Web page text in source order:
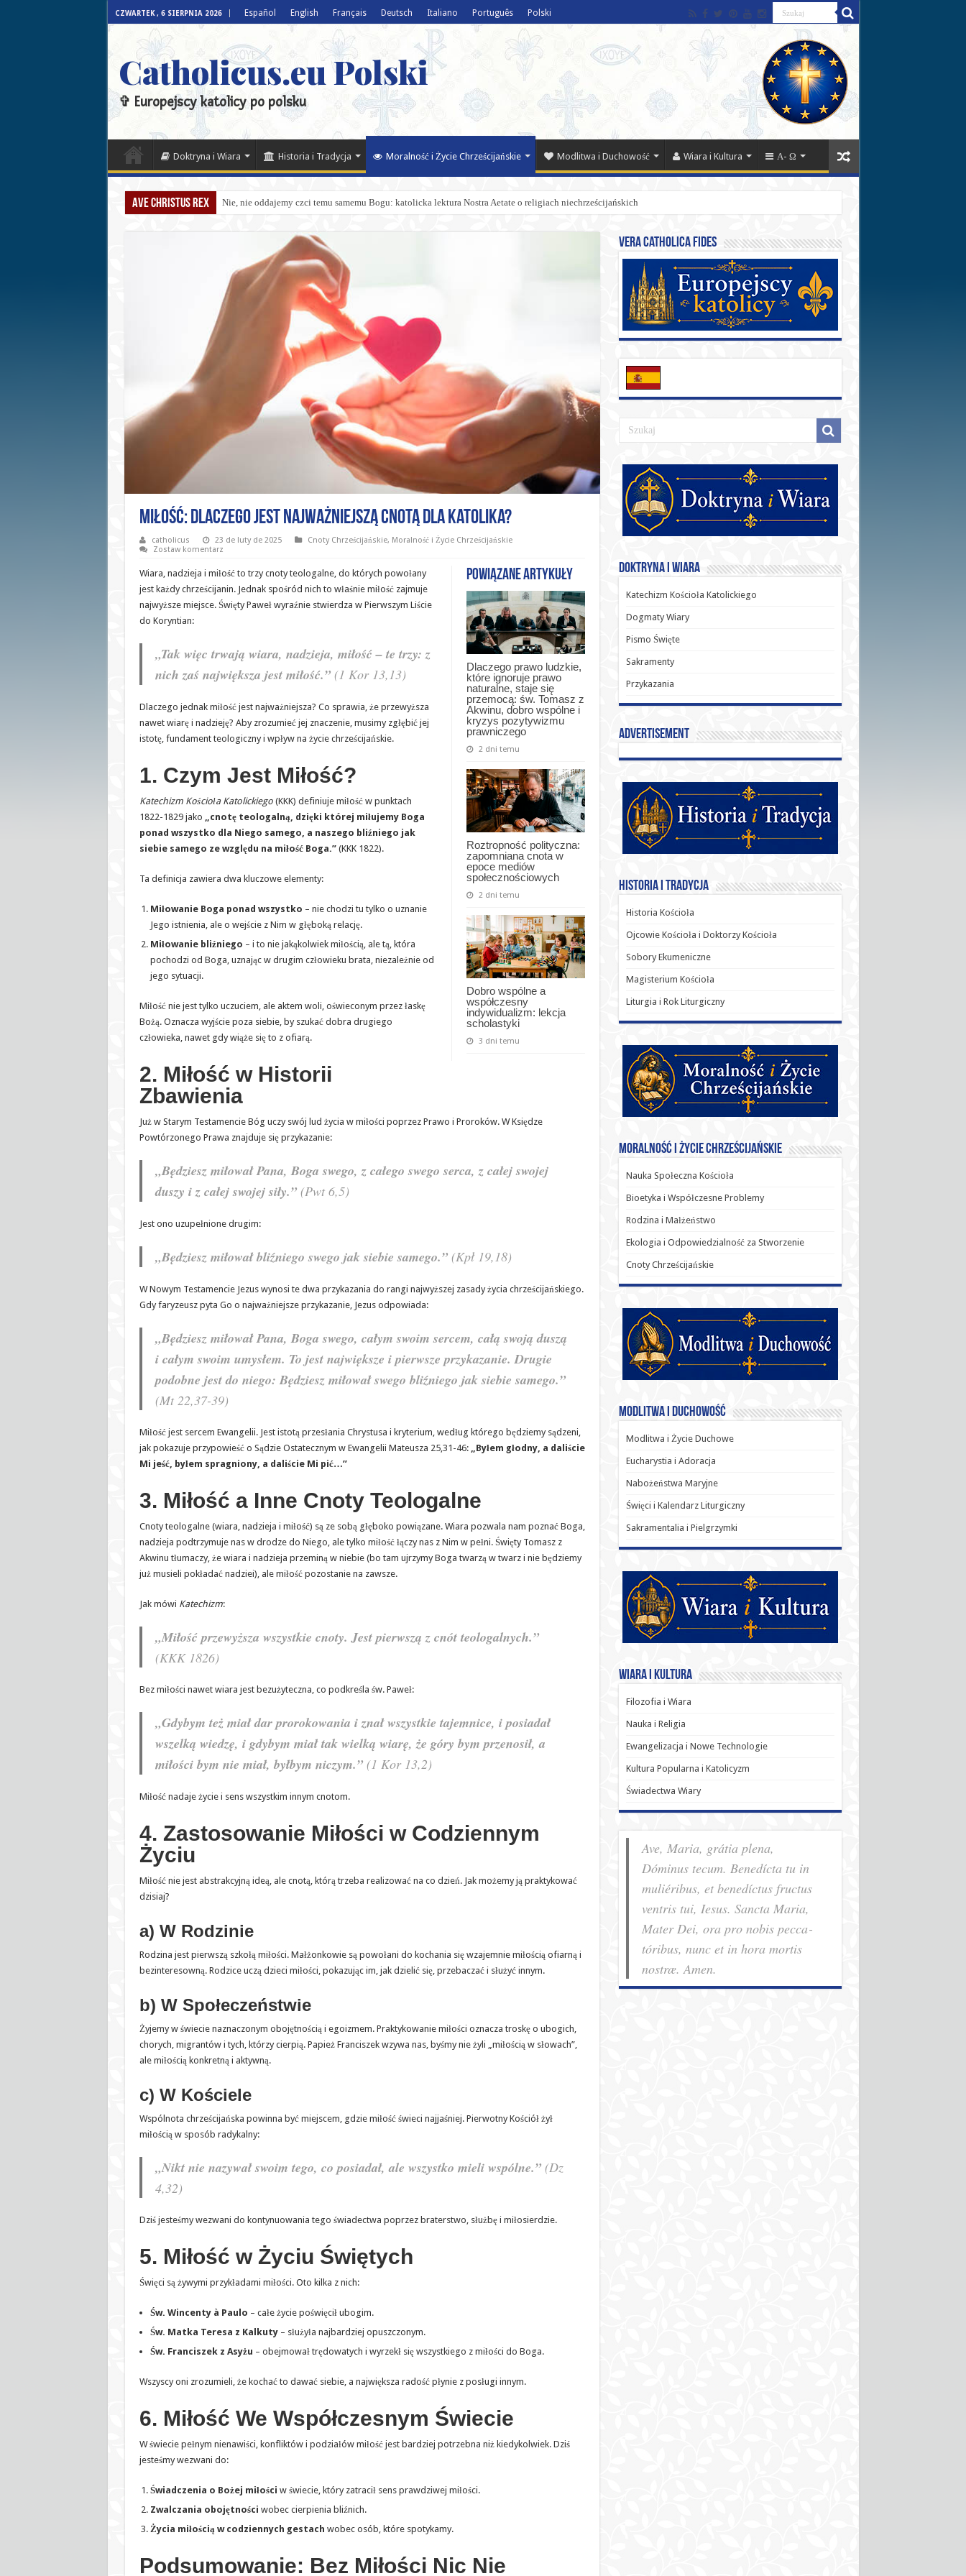
CZWARTEK , 6 SIERPNIA 2026 Español English Français Deutsch Italiano Português Polski
Catholicus.eu Polski
✞ Europejscy katolicy po polsku
Doktryna i Wiara Historia i Tradycja Moralność i Życie Chrześcijańskie Modlitwa i Duchowość Wiara i Kultura Α- Ω
Ave Christus Rex Nie, nie oddajemy czci temu samemu Bogu: katolicka lektura Nostra Aetate o religiach niechrześcijańskich
Miłość: Dlaczego Jest Najważniejszą Cnotą dla Katolika?
catholicus 23 de luty de 2025 Cnoty Chrześcijańskie, Moralność i Życie Chrześcijańskie
Zostaw komentarz
Powiązane artykuły
Dlaczego prawo ludzkie,
które ignoruje prawo
naturalne, staje się
przemocą: św. Tomasz z
Akwinu, dobro wspólne i
kryzys pozytywizmu
prawniczego
2 dni temu
Roztropność polityczna:
zapomniana cnota w
epoce mediów
społecznościowych
2 dni temu
Dobro wspólne a
współczesny
indywidualizm: lekcja
scholastyki
3 dni temu
Wiara, nadzieja i miłość to trzy cnoty teologalne, do których powołany
jest każdy chrześcijanin. Jednak spośród nich to właśnie miłość zajmuje
najwyższe miejsce. Święty Paweł wyraźnie stwierdza w Pierwszym Liście
do Koryntian:
„Tak więc trwają wiara, nadzieja, miłość – te trzy: z
nich zaś największa jest miłość.”(1 Kor 13,13)
Dlaczego jednak miłość jest najważniejsza? Co sprawia, że przewyższa
nawet wiarę i nadzieję? Aby zrozumieć jej znaczenie, musimy zgłębić jej
istotę, fundament teologiczny i wpływ na życie chrześcijańskie.
1. Czym Jest Miłość?
Katechizm Kościoła Katolickiego(KKK) definiuje miłość w punktach
1822-1829 jako „cnotę teologalną, dzięki której miłujemy Boga
ponad wszystko dla Niego samego, a naszego bliźniego jak
siebie samego ze względu na miłość Boga.”(KKK 1822).
Ta definicja zawiera dwa kluczowe elementy:
Miłowanie Boga ponad wszystko – nie chodzi tu tylko o uznanie
Jego istnienia, ale o wejście z Nim w głęboką relację.
Miłowanie bliźniego – i to nie jakąkolwiek miłością, ale tą, która
pochodzi od Boga, uznając w drugim człowieku brata, niezależnie od
jego sytuacji.
Miłość nie jest tylko uczuciem, ale aktem woli, oświeconym przez łaskę
Bożą. Oznacza wyjście poza siebie, by szukać dobra drugiego
człowieka, nawet gdy wiąże się to z ofiarą.
2. Miłość w Historii
Zbawienia
Już w Starym Testamencie Bóg uczy swój lud życia w miłości poprzez Prawo i Proroków. W Księdze
Powtórzonego Prawa znajduje się przykazanie:
„Będziesz miłował Pana, Boga swego, z całego swego serca, z całej swojej
duszy i z całej swojej siły.”(Pwt 6,5)
Jest ono uzupełnione drugim:
„Będziesz miłował bliźniego swego jak siebie samego.”(Kpł 19,18)
W Nowym Testamencie Jezus wynosi te dwa przykazania do rangi najwyższej zasady życia chrześcijańskiego.
Gdy faryzeusz pyta Go o najważniejsze przykazanie, Jezus odpowiada:
„Będziesz miłował Pana, Boga swego, całym swoim sercem, całą swoją duszą
i całym swoim umysłem. To jest największe i pierwsze przykazanie. Drugie
podobne jest do niego: Będziesz miłował swego bliźniego jak siebie samego.”
(Mt 22,37-39)
Miłość jest sercem Ewangelii. Jest istotą przesłania Chrystusa i kryterium, według którego będziemy sądzeni,
jak pokazuje przypowieść o Sądzie Ostatecznym w Ewangelii Mateusza 25,31-46: „Byłem głodny, a daliście
Mi jeść, byłem spragniony, a daliście Mi pić…”
3. Miłość a Inne Cnoty Teologalne
Cnoty teologalne (wiara, nadzieja i miłość) są ze sobą głęboko powiązane. Wiara pozwala nam poznać Boga,
nadzieja podtrzymuje nas w drodze do Niego, ale tylko miłość łączy nas z Nim w pełni. Święty Tomasz z
Akwinu tłumaczy, że wiara i nadzieja przeminą w niebie (bo tam ujrzymy Boga twarzą w twarz i nie będziemy
już musieli pokładać nadziei), ale miłość pozostanie na zawsze.
Jak mówi Katechizm:
„Miłość przewyższa wszystkie cnoty. Jest pierwszą z cnót teologalnych.”
(KKK 1826)
Bez miłości nawet wiara jest bezużyteczna, co podkreśla św. Paweł:
„Gdybym też miał dar prorokowania i znał wszystkie tajemnice, i posiadał
wszelką wiedzę, i gdybym miał tak wielką wiarę, że góry bym przenosił, a
miłości bym nie miał, byłbym niczym.”(1 Kor 13,2)
Miłość nadaje życie i sens wszystkim innym cnotom.
4. Zastosowanie Miłości w Codziennym
Życiu
Miłość nie jest abstrakcyjną ideą, ale cnotą, którą trzeba realizować na co dzień. Jak możemy ją praktykować
dzisiaj?
a) W Rodzinie
Rodzina jest pierwszą szkołą miłości. Małżonkowie są powołani do kochania się wzajemnie miłością ofiarną i
bezinteresowną. Rodzice uczą dzieci miłości, pokazując im, jak dzielić się, przebaczać i służyć innym.
b) W Społeczeństwie
Żyjemy w świecie naznaczonym obojętnością i egoizmem. Praktykowanie miłości oznacza troskę o ubogich,
chorych, migrantów i tych, którzy cierpią. Papież Franciszek wzywa nas, byśmy nie żyli „miłością w słowach”,
ale miłością konkretną i aktywną.
c) W Kościele
Wspólnota chrześcijańska powinna być miejscem, gdzie miłość świeci najjaśniej. Pierwotny Kościół żył
miłością w sposób radykalny:
„Nikt nie nazywał swoim tego, co posiadał, ale wszystko mieli wspólne.”(Dz
4,32)
Dziś jesteśmy wezwani do kontynuowania tego świadectwa poprzez braterstwo, służbę i miłosierdzie.
5. Miłość w Życiu Świętych
Święci są żywymi przykładami miłości. Oto kilka z nich:
Św. Wincenty à Paulo – całe życie poświęcił ubogim.
Św. Matka Teresa z Kalkuty– służyła najbardziej opuszczonym.
Św. Franciszek z Asyżu – obejmował trędowatych i wyrzekł się wszystkiego z miłości do Boga.
Wszyscy oni zrozumieli, że kochać to dawać siebie, a największa radość płynie z posługi innym.
6. Miłość We Współczesnym Świecie
W świecie pełnym nienawiści, konfliktów i podziałów miłość jest bardziej potrzebna niż kiedykolwiek. Dziś
jesteśmy wezwani do:
Świadczenia o Bożej miłości w świecie, który zatracił sens prawdziwej miłości.
Zwalczania obojętności wobec cierpienia bliźnich.
Życia miłością w codziennych gestach wobec osób, które spotykamy.
Podsumowanie: Bez Miłości Nic Nie
Vera catholica fides
Doktryna i Wiara
Katechizm Kościoła Katolickiego
Dogmaty Wiary
Pismo Święte
Sakramenty
Przykazania
Advertisement
Historia i Tradycja
Historia Kościoła
Ojcowie Kościoła i Doktorzy Kościoła
Sobory Ekumeniczne
Magisterium Kościoła
Liturgia i Rok Liturgiczny
Moralność i Życie Chrześcijańskie
Nauka Społeczna Kościoła
Bioetyka i Współczesne Problemy
Rodzina i Małżeństwo
Ekologia i Odpowiedzialność za Stworzenie
Cnoty Chrześcijańskie
Modlitwa i Duchowość
Modlitwa i Życie Duchowe
Eucharystia i Adoracja
Nabożeństwa Maryjne
Święci i Kalendarz Liturgiczny
Sakramentalia i Pielgrzymki
Wiara i Kultura
Filozofia i Wiara
Nauka i Religia
Ewangelizacja i Nowe Technologie
Kultura Popularna i Katolicyzm
Świadectwa Wiary
Ave, Maria, grátia plena,
Dóminus tecum. Benedícta tu in
muliéribus, et benedíctus fructus
ventris tui, Iesus. Sancta Maria,
Mater Dei, ora pro nobis pec­ca­
tóribus, nunc et in hora mortis
nostræ. Amen.